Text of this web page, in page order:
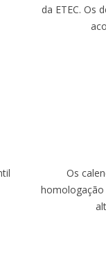
da ETEC. Os
Os